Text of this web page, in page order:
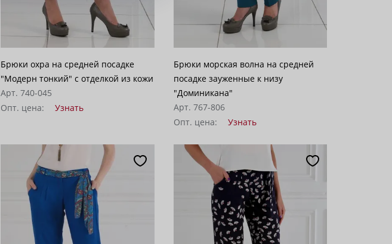
Брюки охра на средней посадке
"Модерн тонкий" с отделкой из кожи
Арт. 740-045
Опт. цена:
Узнать
Брюки морская волна на средней
посадке зауженные к низу
"Доминикана"
Арт. 767-806
Опт. цена:
Узнать